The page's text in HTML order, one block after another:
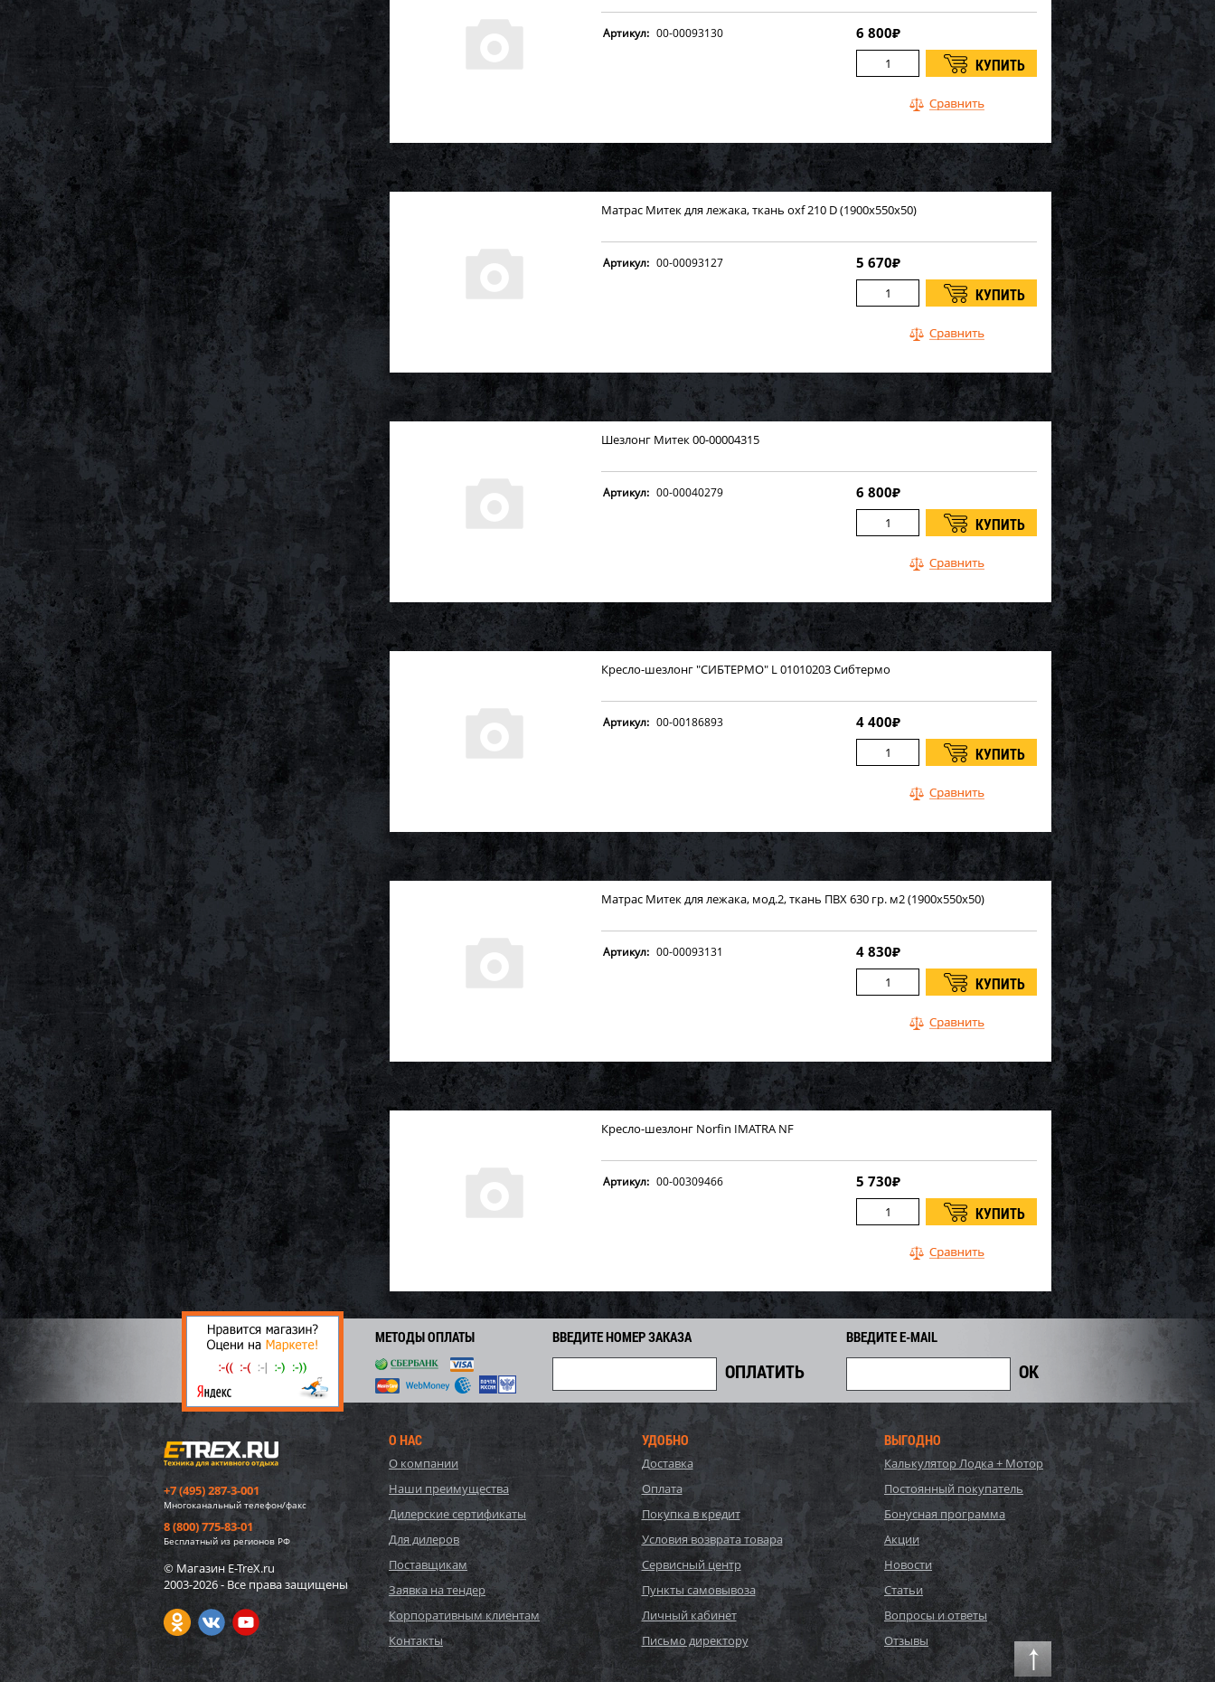
Артикул: 00-00093130 6 800₽
Матрас Митек для лежака, ткань oxf 210 D (1900х550х50)
Артикул: 00-00093127 5 670₽
Шезлонг Митек 00-00004315
Артикул: 00-00040279 6 800₽
Кресло-шезлонг "СИБТЕРМО" L 01010203 Сибтермо
Артикул: 00-00186893 4 400₽
Матрас Митек для лежака, мод.2, ткань ПВХ 630 гр. м2 (1900х550х50)
Артикул: 00-00093131 4 830₽
Кресло-шезлонг Norfin IMATRA NF
Артикул: 00-00309466 5 730₽
МЕТОДЫ ОПЛАТЫ ВВЕДИТЕ НОМЕР ЗАКАЗА ВВЕДИТЕ E-MAIL
+7 (495) 287-3-001
Многоканальный телефон/факс
8 (800) 775-83-01
Бесплатный из регионов РФ
© Магазин E-TreX.ru
2003-2026 - Все права защищены
О НАС
О компании
Наши преимущества
Дилерские сертификаты
Для дилеров
Поставщикам
Заявка на тендер
Корпоративным клиентам
Контакты
УДОБНО
Доставка
Оплата
Покупка в кредит
Условия возврата товара
Сервисный центр
Пункты самовывоза
Личный кабинет
Письмо директору
ВЫГОДНО
Калькулятор Лодка + Мотор
Постоянный покупатель
Бонусная программа
Акции
Новости
Статьи
Вопросы и ответы
Отзывы